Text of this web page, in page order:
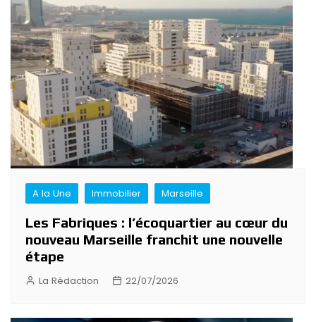
A la Une Immobilier Marseille
Les Fabriques : l’écoquartier au cœur du
nouveau Marseille franchit une nouvelle
étape
La Rédaction 22/07/2026